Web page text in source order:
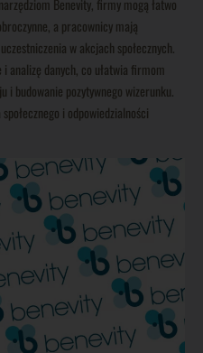
Benevity, firmy mogą łatwo
a pracownicy mają
w akcjach społecznych.
analizę danych, co ułatwia firmom
i budowanie pozytywnego wizerunku.
i odpowiedzialności